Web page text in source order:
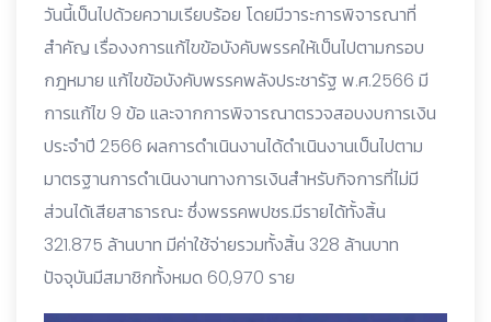
วันนี้เป็นไปด้วยความเรียบร้อย โดยมีวาระการพิจารณาที่
สำคัญ เรื่องงการแก้ไขข้อบังคับพรรคให้เป็นไปตามกรอบ
กฎหมาย แก้ไขข้อบังคับพรรคพลังประชารัฐ พ.ศ.2566 มี
การแก้ไข 9 ข้อ และจากการพิจารณาตรวจสอบงบการเงิน
ประจำปี 2566 ผลการดำเนินงานได้ดำเนินงานเป็นไปตาม
มาตรฐานการดำเนินงานทางการเงินสำหรับกิจการที่ไม่มี
ส่วนได้เสียสาธารณะ ซึ่งพรรคพปชร.มีรายได้ทั้งสิ้น
321.875 ล้านบาท มีค่าใช้จ่ายรวมทั้งสิ้น 328 ล้านบาท
ปัจจุบันมีสมาชิกทั้งหมด 60,970 ราย